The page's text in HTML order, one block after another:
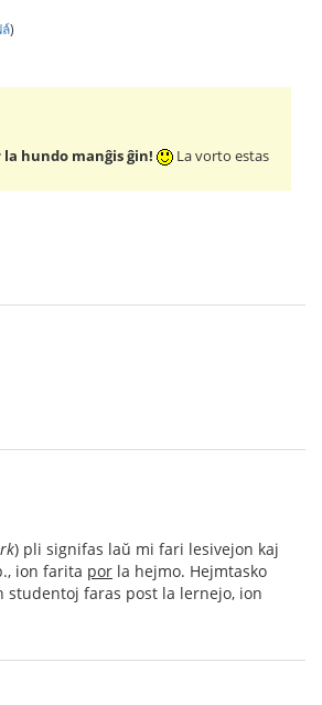
)
la hundo manĝis ĝin!
La vorto estas
) pli signifas laŭ mi fari lesivejon kaj
ion farita por la hejmo. Hejmtasko
studentoj faras post la lernejo, ion